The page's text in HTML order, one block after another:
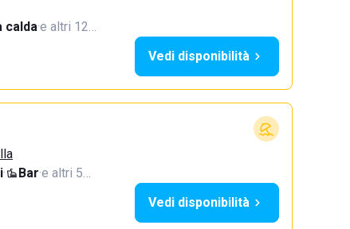
calda·e altri 12…
Vedi disponibilità
· Bar·e altri 5…
Vedi disponibilità